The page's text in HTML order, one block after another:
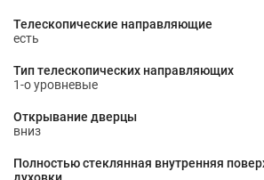
Телескопические направляющие
есть
Тип телескопических направляющих
1-о уровневые
Открывание дверцы
вниз
Полностью стеклянная внутренняя